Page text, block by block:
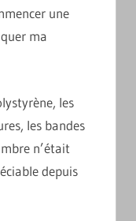
une
ma
les
les bandes
n’était
depuis